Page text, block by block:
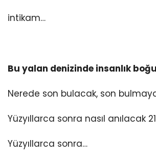
intikam…
Bu yalan denizinde insanlık
Nerede son bulacak, son
Yüzyıllarca sonra nasıl anılacak
Yüzyıllarca sonra…